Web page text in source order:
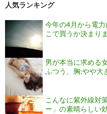
人気ランキング
今年の4月から電
こで買うか決まり
男が本当に求める
ふつう、胸:やや大
こんなに紫外線対
ー」の素晴らしい